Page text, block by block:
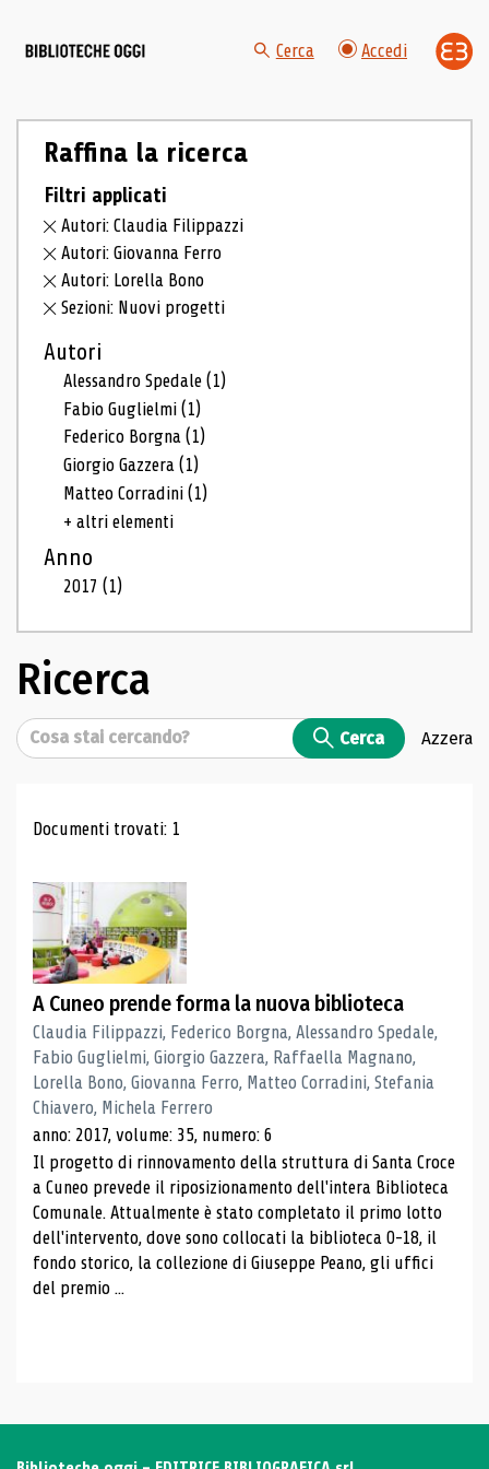
Cerca Accedi
Raffina la ricerca
Filtri applicati
Autori: Claudia Filippazzi
Autori: Giovanna Ferro
Autori: Lorella Bono
Sezioni: Nuovi progetti
Autori
Alessandro Spedale(1)
Fabio Guglielmi(1)
Federico Borgna(1)
Giorgio Gazzera(1)
Matteo Corradini(1)
+ altri elementi
Anno
2017(1)
Ricerca
Cerca Cerca Azzera
Risultati di ricerca
Documenti trovati: 1
A Cuneo prende forma la nuova biblioteca
Claudia Filippazzi, Federico Borgna, Alessandro Spedale,
Fabio Guglielmi, Giorgio Gazzera, Raffaella Magnano,
Lorella Bono, Giovanna Ferro, Matteo Corradini, Stefania
Chiavero, Michela Ferrero
anno: 2017, volume: 35, numero: 6
Il progetto di rinnovamento della struttura di Santa Croce
a Cuneo prevede il riposizionamento dell'intera Biblioteca
Comunale. Attualmente è stato completato il primo lotto
dell'intervento, dove sono collocati la biblioteca 0-18, il
fondo storico, la collezione di Giuseppe Peano, gli uffici
del premio ...